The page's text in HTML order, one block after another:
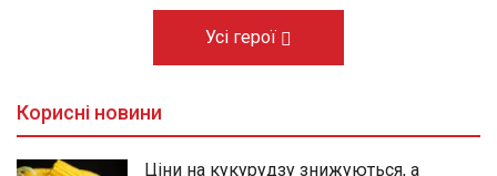
Усі герої
Корисні новини
Ціни на кукурудзу знижуються, а